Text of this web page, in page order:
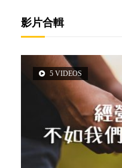
影片合輯
5 VIDEOS
3 VIDEOS
14 VIDEOS
2 VIDEOS
6 VIDEOS